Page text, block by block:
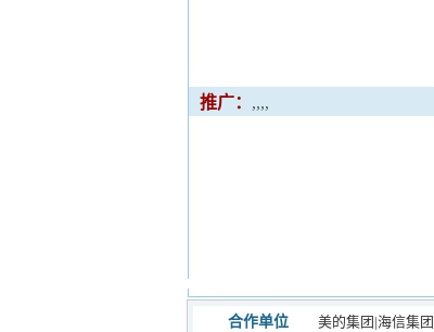
推广： ,,,,
合作单位 美的集团 |海信集团